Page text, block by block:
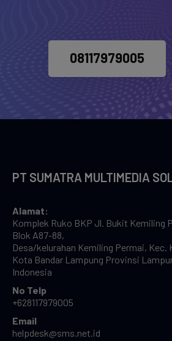
08117979005
PT SUMATRA MULTIMEDIA
Alamat:
Komplek Ruko BKP Jl. Bukit Kemiling
Blok A87-88,
Desa/kelurahan Kemiling Permai, Kec.
Kota Bandar Lampung Provinsi
Indonesia
No Telp
+628117979005
Email
helpdesk@sms.net.id